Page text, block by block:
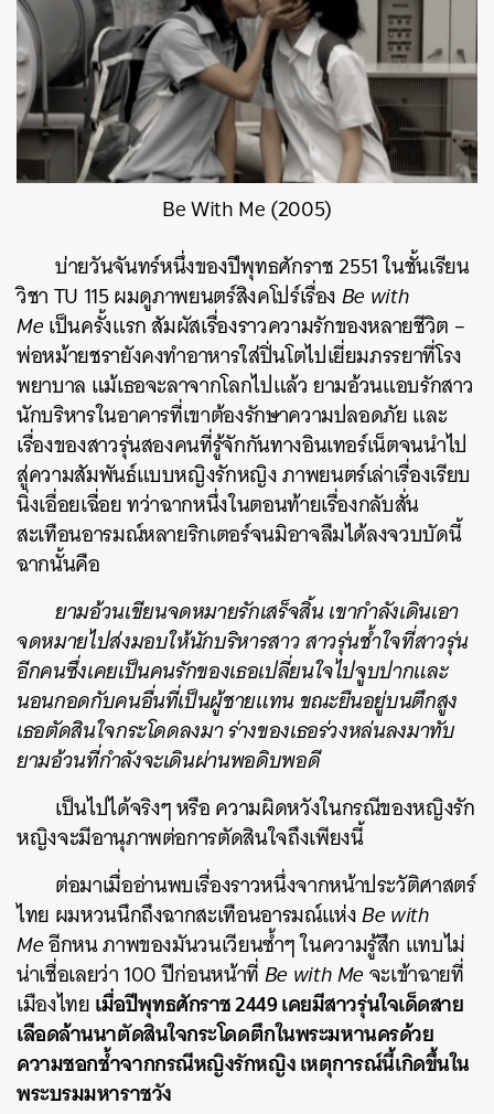
Be With Me (2005)
บ่ายวันจันทร์หนึ่งของปีพุทธศักราช 2551 ในชั้นเรียน
วิชา TU 115 ผมดูภาพยนตร์สิงคโปร์เรื่องBe with
Meเป็นครั้งแรก สัมผัสเรื่องราวความรักของหลายชีวิต –
พ่อหม้ายชรายังคงทำอาหารใส่ปิ่นโตไปเยี่ยมภรรยาที่โรง
พยาบาล แม้เธอจะลาจากโลกไปแล้ว ยามอ้วนแอบรักสาว
นักบริหารในอาคารที่เขาต้องรักษาความปลอดภัย และ
เรื่องของสาวรุ่นสองคนที่รู้จักกันทางอินเทอร์เน็ตจนนำไป
สู่ความสัมพันธ์แบบหญิงรักหญิง ภาพยนตร์เล่าเรื่องเรียบ
นิ่งเอื่อยเฉื่อย ทว่าฉากหนึ่งในตอนท้ายเรื่องกลับสั่น
สะเทือนอารมณ์หลายริกเตอร์จนมิอาจลืมได้ลงจวบบัดนี้
ฉากนั้นคือ
ยามอ้วนเขียนจดหมายรักเสร็จสิ้น เขากำลังเดินเอา
จดหมายไปส่งมอบให้นักบริหารสาว สาวรุ่นช้ำใจที่สาวรุ่น
อีกคนซึ่งเคยเป็นคนรักของเธอเปลี่ยนใจไปจูบปากและ
นอนกอดกับคนอื่นที่เป็นผู้ชายแทน ขณะยืนอยู่บนตึกสูง
เธอตัดสินใจกระโดดลงมา ร่างของเธอร่วงหล่นลงมาทับ
ยามอ้วนที่กำลังจะเดินผ่านพอดิบพอดี
เป็นไปได้จริงๆ หรือ ความผิดหวังในกรณีของหญิงรัก
หญิงจะมีอานุภาพต่อการตัดสินใจถึงเพียงนี้
ต่อมาเมื่ออ่านพบเรื่องราวหนึ่งจากหน้าประวัติศาสตร์
ไทย ผมหวนนึกถึงฉากสะเทือนอารมณ์แห่งBe with
Meอีกหน ภาพของมันวนเวียนซ้ำๆ ในความรู้สึก แทบไม่
น่าเชื่อเลยว่า 100 ปีก่อนหน้าที่Be with Meจะเข้าฉายที่
เมืองไทยเมื่อปีพุทธศักราช 2449 เคยมีสาวรุ่นใจเด็ดสาย
เลือดล้านนาตัดสินใจกระโดดตึกในพระมหานครด้วย
ความชอกช้ำจากกรณีหญิงรักหญิง เหตุการณ์นี้เกิดขึ้นใน
พระบรมมหาราชวัง